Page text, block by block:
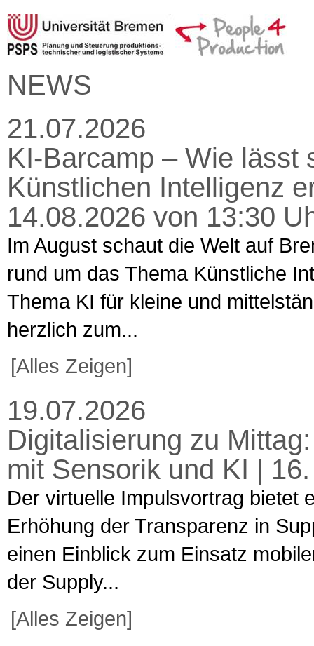
NEWS
21.07.2026
KI-Barcamp – Wie lässt
Künstlichen Intelligenz
14.08.2026 von 13:30
Im August schaut die Welt auf
rund um das Thema Künstliche
Thema KI für kleine und
herzlich zum...
[Alles Zeigen]
19.07.2026
Digitalisierung zu
mit Sensorik und KI |
Der virtuelle Impulsvortrag bietet
Erhöhung der Transparenz in
einen Einblick zum Einsatz
der Supply...
[Alles Zeigen]